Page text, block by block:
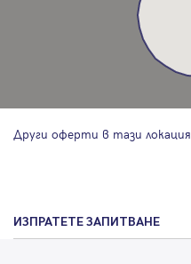
Други оферти в тази локация
ИЗПРАТЕТЕ ЗАПИТВАНЕ